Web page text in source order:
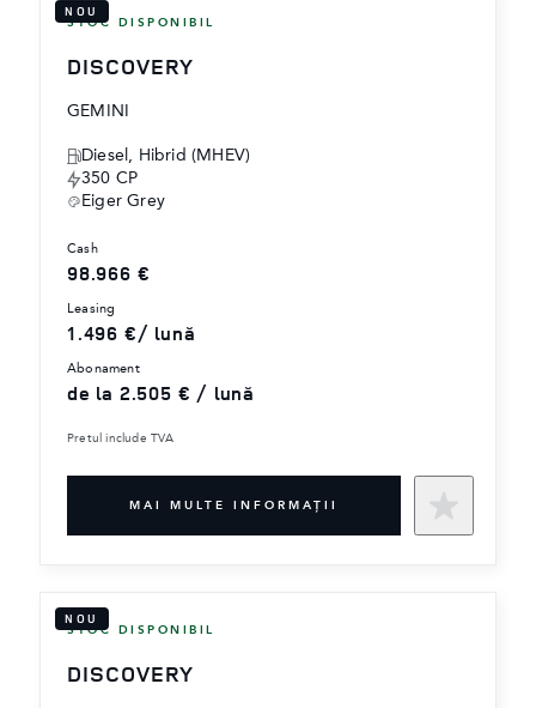
NOU
STOC DISPONIBIL
DISCOVERY
GEMINI
Diesel, Hibrid (MHEV)
350 CP
Eiger Grey
cash
98.966 €
leasing
1.496 €/ lună
abonament
de la 2.505 € / lună
Pretul include TVA
MAI MULTE INFORMAŢII
NOU
STOC DISPONIBIL
DISCOVERY